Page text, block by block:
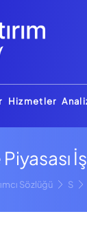
Hizmetler
Sözlüğü S